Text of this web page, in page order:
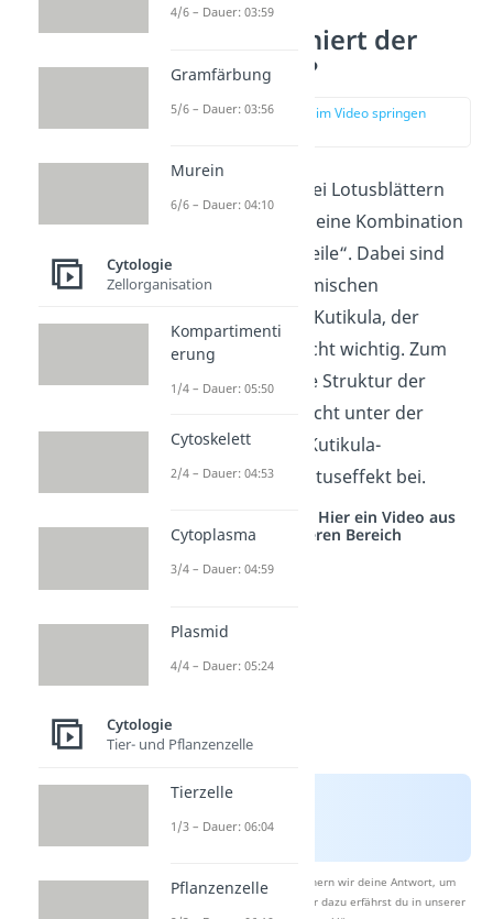
Wie funktioniert der
Lotuseffekt?
zur Stelle im Video springen
Der Abperleffekt bei Lotusblättern
funktioniert durch eine Kombination
mehrerer „Puzzleteile“. Dabei sind
zum einen die chemischen
Eigenschaften der Kutikula, der
obersten Blattschicht wichtig. Zum
anderen tragen die Struktur der
Epidermis (Zellschicht unter der
Kutikula) und der Kutikula-
Oberfläche zum Lotuseffekt bei.
Studyflix vernetzt: Hier ein Video aus
einem anderen Bereich
Nach Beantwortung speichern wir deine Antwort, um
Studyflix zu verbessern. Mehr dazu erfährst du in unserer
4/6 – Dauer: 03:59
Gramfärbung
5/6 – Dauer: 03:56
Murein
6/6 – Dauer: 04:10
Cytologie
Zellorganisation
Kompartimenti
erung
1/4 – Dauer: 05:50
Cytoskelett
2/4 – Dauer: 04:53
Cytoplasma
3/4 – Dauer: 04:59
Plasmid
4/4 – Dauer: 05:24
Cytologie
Tier- und Pflanzenzelle
Tierzelle
1/3 – Dauer: 06:04
Pflanzenzelle